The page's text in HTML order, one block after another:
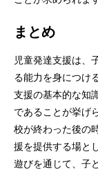
まとめ
児童発達支援は、
る能力を身につけ
支援の基本的な知
であることが挙げ
校が終わった後の
援を提供する場と
遊びを通じて、子